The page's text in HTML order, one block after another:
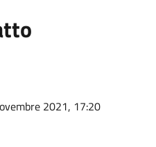
2021, 17:20